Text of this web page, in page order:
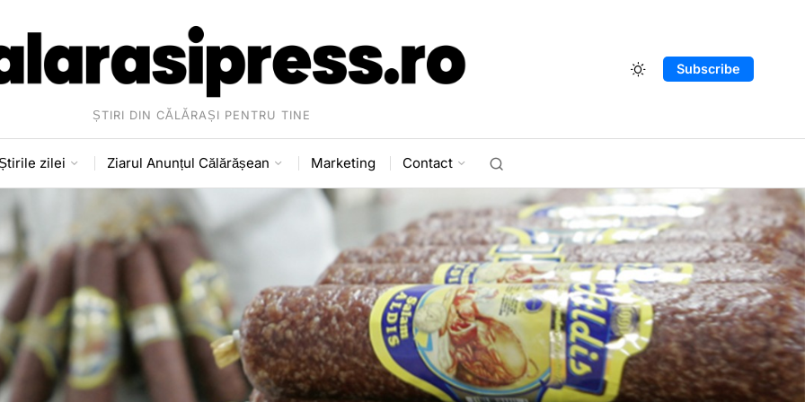
ȘTIRI DIN CĂLĂRAȘI PENTRU TINE
Subscribe
zilei Ziarul Anunțul Călărășean Marketing Contact